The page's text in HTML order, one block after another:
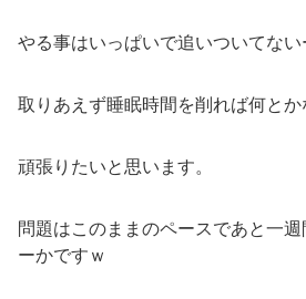
やる事はいっぱいで追いついてない
取りあえず睡眠時間を削れば何とか
頑張りたいと思います。
問題はこのままのペースであと一
ーかですｗ